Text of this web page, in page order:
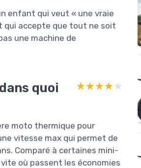
enfant qui veut « une vraie
qui accepte que tout ne soit
une machine de
quoi
★★★★★
★★★★★
moto thermique pour
vitesse max qui permet de
Comparé à certaines mini-
où passent les économies